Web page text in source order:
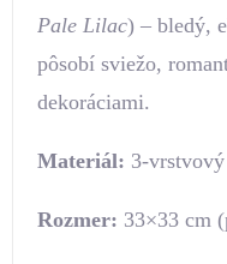
Pale Lilac) – bledý,
pôsobí sviežo,
dekoráciami.
Materiál: 3-
Rozmer: 33×33 cm